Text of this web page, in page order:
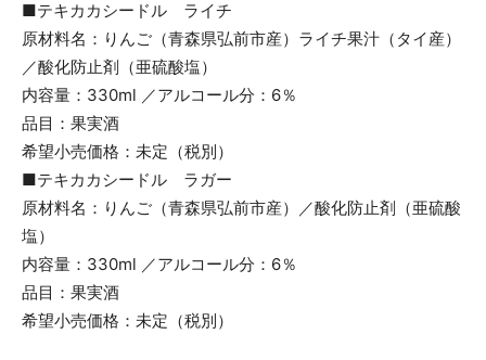
■テキカカシードル ライチ
原材料名：りんご（青森県弘前市産）ライチ果汁（タイ産）
／酸化防止剤（亜硫酸塩）
内容量：330ml ／アルコール分：6％
品目：果実酒
希望小売価格：未定（税別）
■テキカカシードル ラガー
原材料名：りんご（青森県弘前市産）／酸化防止剤（亜硫酸
塩）
内容量：330ml ／アルコール分：6％
品目：果実酒
希望小売価格：未定（税別）